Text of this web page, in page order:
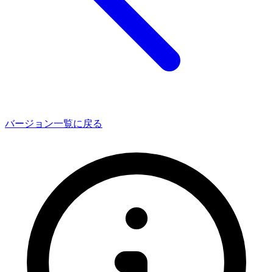
バージョン一覧に戻る